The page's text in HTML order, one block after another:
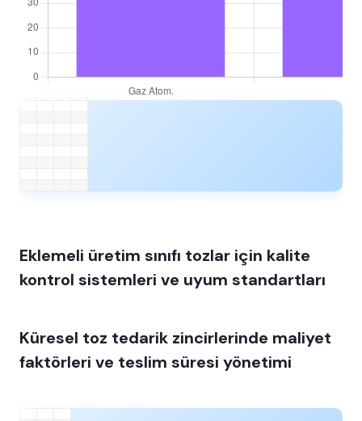
Eklemeli üretim sınıfı tozlar için kalite
kontrol sistemleri ve uyum standartları
Küresel toz tedarik zincirlerinde maliyet
faktörleri ve teslim süresi yönetimi